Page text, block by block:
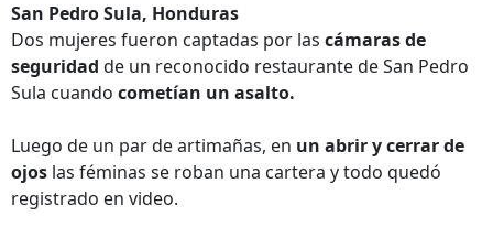
San Pedro Sula, Honduras
Dos mujeres fueron captadas por las cámaras de
seguridad de un reconocido restaurante de San Pedro
Sula cuando cometían un asalto.
Luego de un par de artimañas, en un abrir y cerrar de
ojos las féminas se roban una cartera y todo quedó
registrado en video.